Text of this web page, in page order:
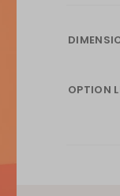
OPTION